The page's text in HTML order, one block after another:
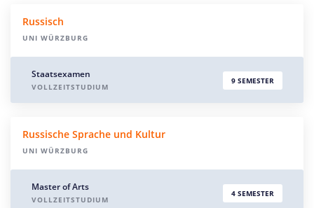
Russisch
UNI WÜRZBURG
Staatsexamen
VOLLZEITSTUDIUM
9 SEMESTER
Russische Sprache und Kultur
UNI WÜRZBURG
Master of Arts
VOLLZEITSTUDIUM
4 SEMESTER